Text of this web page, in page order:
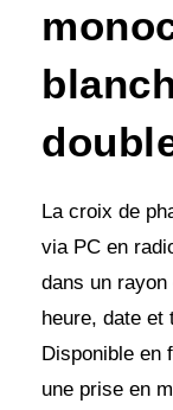
La croix de
via PC en
dans un
heure, date et
Disponible en
une prise en